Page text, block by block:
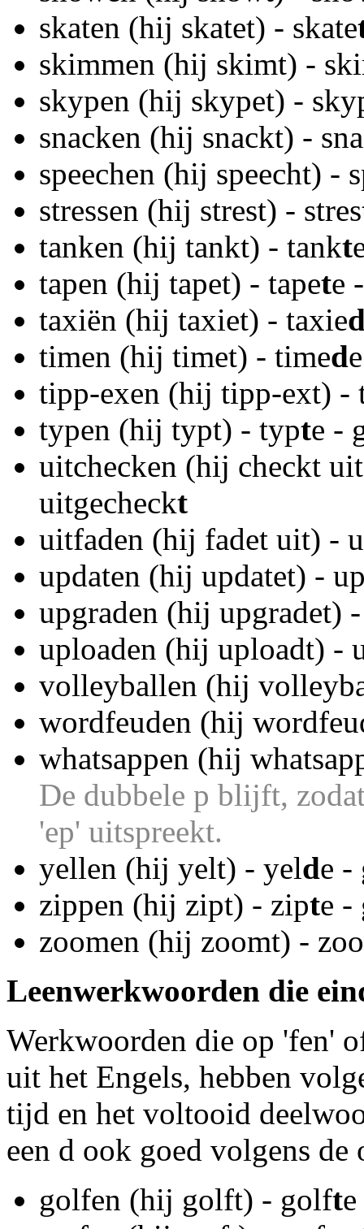
skaten (hij skatet) - skate
skimmen (hij skimt) -
skypen (hij skypet) -
snacken (hij snackt) -
speechen (hij speecht) -
stressen (hij strest) - stres
tanken (hij tankt) - tankt
tapen (hij tapet) - tapete
taxiën (hij taxiet) - taxie
timen (hij timet) - timed
tipp-exen (hij tipp-ext) -
typen (hij typt) - typte -
uitchecken (hij checkt
uitgecheckt
uitfaden (hij fadet uit) -
updaten (hij updatet) -
upgraden (hij upgradet)
uploaden (hij uploadt) -
volleyballen (hij
wordfeuden (hij
whatsappen (hij
De dubbele p blijft,
'ep' uitspreekt.
yellen (hij yelt) - yelde -
zippen (hij zipt) - zipte -
zoomen (hij zoomt) -
Leenwerkwoorden die
Werkwoorden die op 'fen'
uit het Engels, hebben
tijd en het voltooid
een d ook goed volgens
golfen (hij golft) - golft